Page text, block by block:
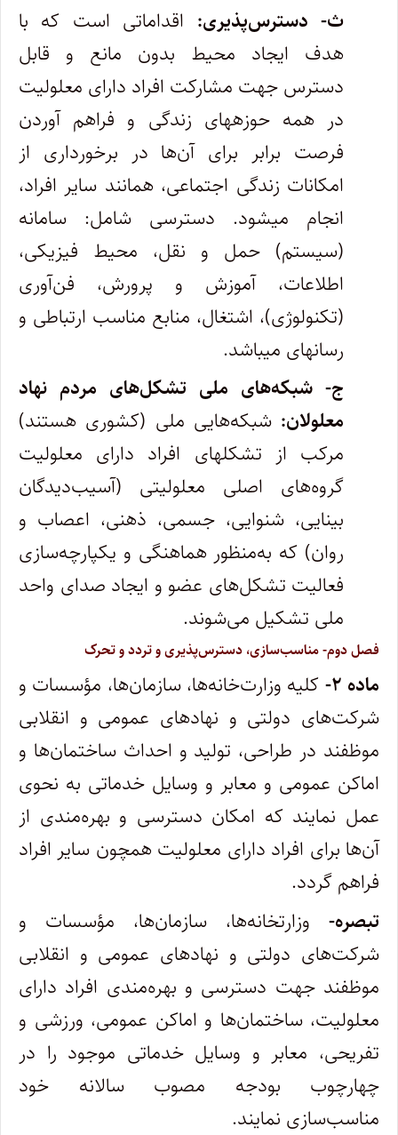
ث- دسترس‌‏پذیری: اقداماتی است که با
هدف ایجاد محیط بدون مانع و قابل
دسترس جهت مشارکت افراد دارای معلولیت
در همه حوزه‏های زندگی و فراهم آوردن
فرصت برابر برای آن‌ها در برخورداری از
امکانات زندگی اجتماعی، همانند سایر افراد،
انجام می‏شود. دسترسی شامل: سامانه
(سیستم) حمل و نقل، محیط فیزیکی،
اطلاعات، آموزش و پرورش، فن‌آوری
(تکنولوژی)، اشتغال، منابع مناسب ارتباطی و
رسانه‏ای می‏باشد.
ج- شبکه‏‌های ملی تشکل‌های مردم نهاد
معلولان: شبکه‌‏هایی ملی (کشوری هستند)
مرکب از تشکلهای افراد دارای معلولیت
گروه‌های اصلی معلولیتی (آسیب‏‌دیدگان
بینایی، شنوایی، جسمی، ذهنی، اعصاب و
روان) که به‌منظور هماهنگی و یکپارچه‌‏سازی
فعالیت تشکل‌های عضو و ایجاد صدای واحد
ملی تشکیل می‌‏شوند.
فصل دوم- مناسب‏‌سازی، دسترس‌‏پذیری و تردد و تحرک
ماده ۲-
کلیه وزارت‌خانه‌ها، سازمان‌ها، مؤسسات و
شرکت‌های دولتی و نهادهای عمومی و انقلابی
موظفند در طراحی، تولید و احداث ساختمان‌ها و
اماکن عمومی و معابر ‌و وسایل خدماتی به نحوی
عمل نمایند که امکان دسترسی و بهره‌مندی از
آن‌ها برای افراد دارای معلولیت همچون سایر افراد
فراهم گردد.
‌تبصره- وزارتخانه‌ها، سازمان‌ها، مؤسسات و
شرکت‌های دولتی و نهادهای عمومی ‌و انقلابی
موظفند جهت دسترسی و بهره‌مندی افراد دارای
معلولیت، ساختمان‌ها و اماکن عمومی،‌ ورزشی و
تفریحی، معابر و وسایل خدماتی موجود را در
چهارچوب بودجه مصوب ‌سالانه خود
مناسب‌سازی نمایند.